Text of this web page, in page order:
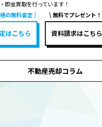
金買取を行っています！
の無料査定
はこちら
無料でプレゼント！
資料請求はこちら
不動産売却コラム